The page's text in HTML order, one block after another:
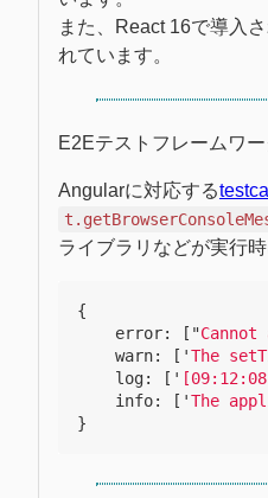
また、React 16で導入
れています。
E2Eテストフレームワ
Angularに対応する
ライブラリなどが実行
{
error: [ "
warn: [ 'The
log: [ '
info: [ 'The
}